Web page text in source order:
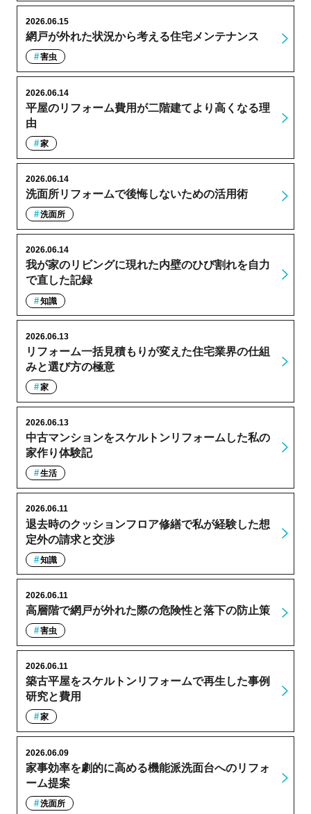
網戸が外れた状況から考える住宅メンテナンス
2026.06.15
害虫
平屋のリフォーム費用が二階建てより高くなる理
由
2026.06.14
家
洗面所リフォームで後悔しないための活用術
2026.06.14
洗面所
我が家のリビングに現れた内壁のひび割れを自力
で直した記録
2026.06.14
知識
リフォーム一括見積もりが変えた住宅業界の仕組
みと選び方の極意
2026.06.13
家
中古マンションをスケルトンリフォームした私の
家作り体験記
2026.06.13
生活
退去時のクッションフロア修繕で私が経験した想
定外の請求と交渉
2026.06.11
知識
高層階で網戸が外れた際の危険性と落下の防止策
2026.06.11
害虫
築古平屋をスケルトンリフォームで再生した事例
研究と費用
2026.06.11
家
家事効率を劇的に高める機能派洗面台へのリフォ
ーム提案
2026.06.09
洗面所